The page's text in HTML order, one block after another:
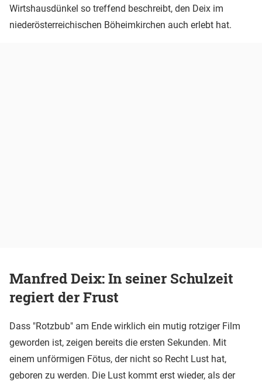
Wirtshausdünkel so treffend beschreibt, den Deix im
niederösterreichischen Böheimkirchen auch erlebt hat.
Manfred Deix: In seiner Schulzeit
regiert der Frust
Dass "Rotzbub" am Ende wirklich ein mutig rotziger Film
geworden ist, zeigen bereits die ersten Sekunden. Mit
einem unförmigen Fötus, der nicht so Recht Lust hat,
geboren zu werden. Die Lust kommt erst wieder, als der